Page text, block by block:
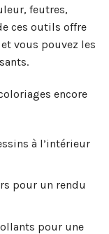
feutres,
ces outils offre
vous pouvez les
encore
à l’intérieur
pour un rendu
pour une